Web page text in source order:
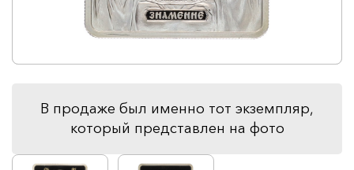
В продаже был именно тот экземпляр,
который представлен на фото